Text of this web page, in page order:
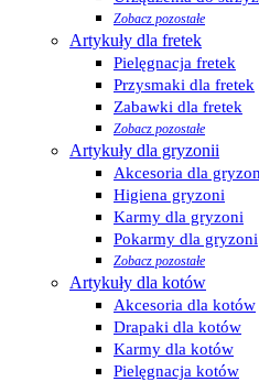
Zobacz pozostałe
Artykuły dla fretek
Pielęgnacja fretek
Przysmaki dla fretek
Zabawki dla fretek
Zobacz pozostałe
Artykuły dla gryzonii
Akcesoria dla
Higiena gryzoni
Karmy dla gryzoni
Pokarmy dla gryzoni
Zobacz pozostałe
Artykuły dla kotów
Akcesoria dla kotów
Drapaki dla kotów
Karmy dla kotów
Pielęgnacja kotów